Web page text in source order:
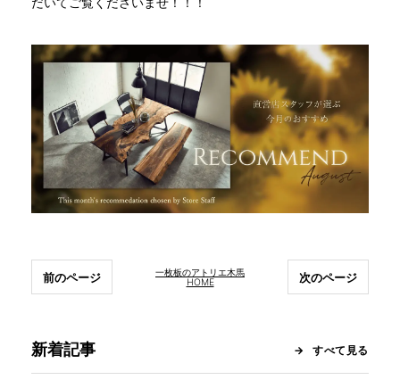
だいてご覧くださいませ！！！
一枚板のアトリエ木馬
HOME
前のページ 次のページ
新着記事 すべて見る